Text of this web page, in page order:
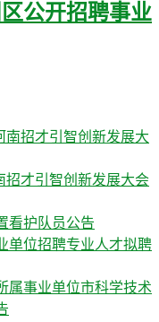
公开招聘事业
招才引智创新发展大会
看护队员公告
单位招聘专业人才拟聘
属事业单位市科学技术